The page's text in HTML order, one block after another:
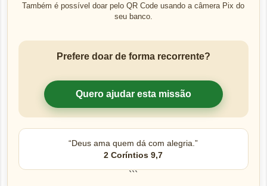
Também é possível doar pelo QR Code usando a câmera Pix do
seu banco.
Prefere doar de forma recorrente?
Quero ajudar esta missão
“Deus ama quem dá com alegria.”
2 Coríntios 9,7
```